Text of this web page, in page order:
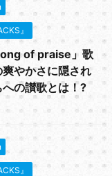
』
of praise」歌
やかさに隠され
の讃歌とは！?
』